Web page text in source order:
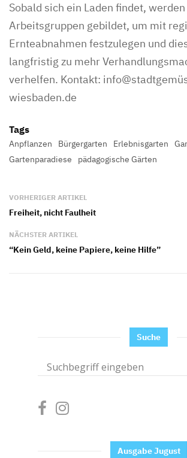
Sobald sich ein Laden findet, werden
Arbeitsgruppen gebildet, um mit
Ernteabnahmen festzulegen und
langfristig zu mehr
verhelfen. Kontakt:
wiesbaden.de
Tags
Anpflanzen Bürgergarten Erlebnisgarten
Gartenparadiese
pädagogische Gärten
VORHERIGER ARTIKEL
Freiheit, nicht Faulheit
NÄCHSTER ARTIKEL
“Kein Geld, keine Papiere, keine Hilfe”
Suche
Ausgabe Jugust